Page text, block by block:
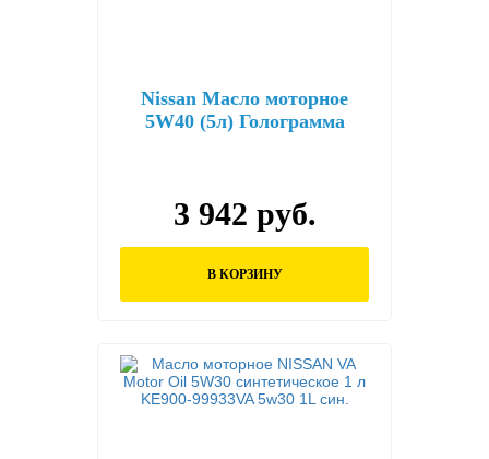
Nissan Масло моторное
5W40 (5л) Голограмма
3 942 руб.
В КОРЗИНУ